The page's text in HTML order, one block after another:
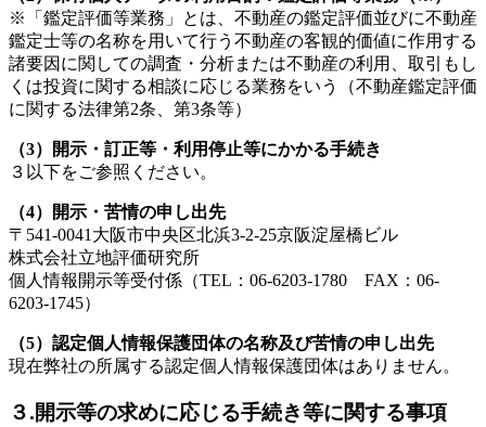
※「鑑定評価等業務」とは、不動産の鑑定評価並びに不動産
鑑定士等の名称を用いて行う不動産の客観的価値に作用する
諸要因に関しての調査・分析または不動産の利用、取引もし
くは投資に関する相談に応じる業務をいう（不動産鑑定評価
に関する法律第2条、第3条等）
（3）開示・訂正等・利用停止等にかかる手続き
３以下をご参照ください。
（4）開示・苦情の申し出先
〒541-0041大阪市中央区北浜3-2-25京阪淀屋橋ビル
株式会社立地評価研究所
個人情報開示等受付係（TEL：06-6203-1780 FAX：06-
6203-1745）
（5）認定個人情報保護団体の名称及び苦情の申し出先
現在弊社の所属する認定個人情報保護団体はありません。
３.開示等の求めに応じる手続き等に関する事項